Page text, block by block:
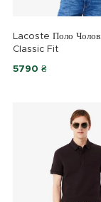
Lacoste Поло
Classic Fit
5790 ₴